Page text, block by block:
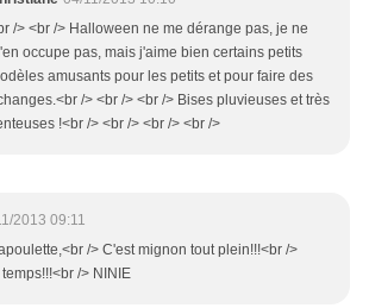
/> <br /> Halloween ne me dérange pas, je ne
occupe pas, mais j'aime bien certains petits
amusants pour les petits et pour faire des
/> <br /> <br /> Bises pluvieuses et très
!<br /> <br /> <br /> <br />
2013 09:11
/> C'est mignon tout plein!!!<br />
/> NINIE